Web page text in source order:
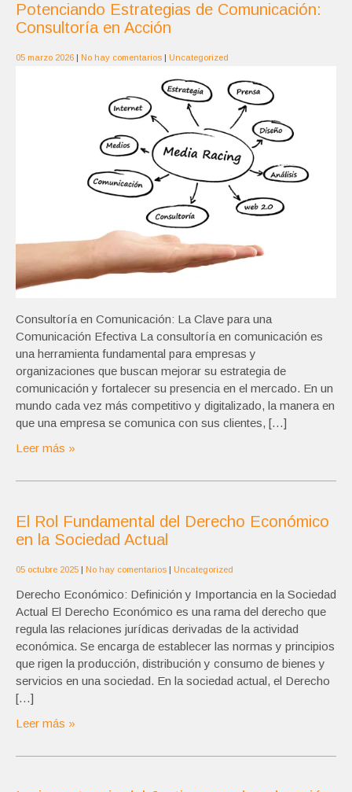
Potenciando Estrategias de Comunicación:
Consultoría en Acción
05 marzo 2026 | No hay comentarios | Uncategorized
Consultoría en Comunicación: La Clave para una
Comunicación Efectiva La consultoría en comunicación es
una herramienta fundamental para empresas y
organizaciones que buscan mejorar su estrategia de
comunicación y fortalecer su presencia en el mercado. En un
mundo cada vez más competitivo y digitalizado, la manera en
que una empresa se comunica con sus clientes, […]
Leer más »
El Rol Fundamental del Derecho Económico
en la Sociedad Actual
05 octubre 2025 | No hay comentarios | Uncategorized
Derecho Económico: Definición y Importancia en la Sociedad
Actual El Derecho Económico es una rama del derecho que
regula las relaciones jurídicas derivadas de la actividad
económica. Se encarga de establecer las normas y principios
que rigen la producción, distribución y consumo de bienes y
servicios en una sociedad. En la sociedad actual, el Derecho
[…]
Leer más »